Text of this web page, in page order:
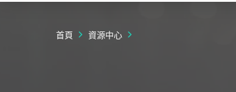
首頁 資源中心